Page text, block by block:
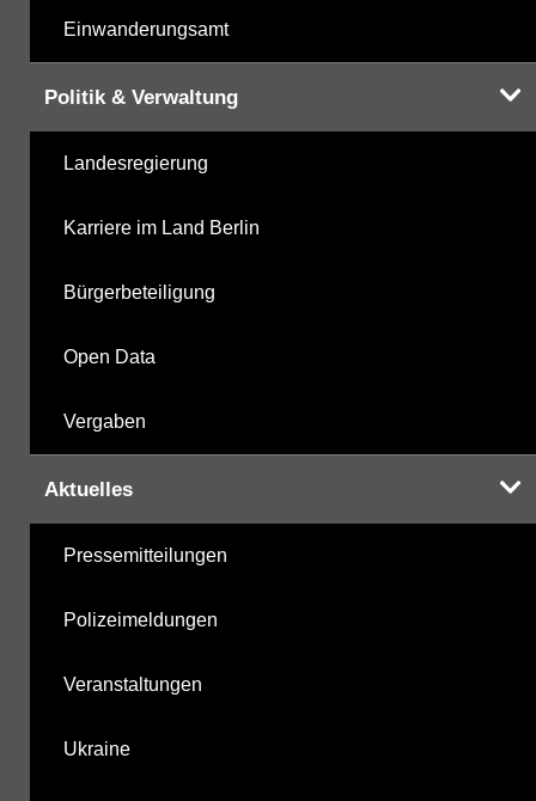
Einwanderungsamt
Politik & Verwaltung
Landesregierung
Karriere im Land Berlin
Bürgerbeteiligung
Open Data
Vergaben
Aktuelles
Pressemitteilungen
Polizeimeldungen
Veranstaltungen
Ukraine